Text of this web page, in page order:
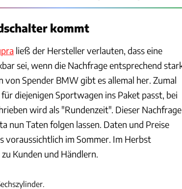
kommt
ließ der Hersteller verlauten, dass eine
sei, wenn die Nachfrage entsprechend
von Spender BMW gibt es allemal her. Zumal
diejenigen Sportwagen ins Paket passt, bei
wird als "Rundenzeit". Dieser Nachfrage
nun Taten folgen lassen. Daten und Preise
voraussichtlich im Sommer. Im Herbst
Kunden und Händlern.